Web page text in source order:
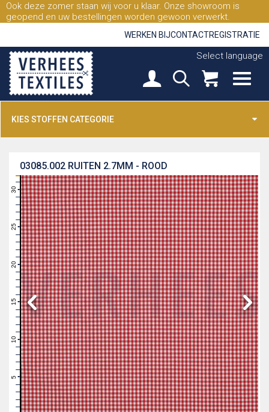
Ook deze zomer staan wij voor u klaar. Onze showroom is
geopend en uw bestellingen worden gewoon verwerkt.
WERKEN BIJCONTACTREGISTRATIE
Select language
KIES STOFFEN CATEGORIE
RUITEN 2.7MM - ROOD
03085.002
1
2
3
4
5
6
7
8
9
10
11
12
13
14
15
16
17
18
19
20
21
22
23
24
25
26
27
28
29
30
31